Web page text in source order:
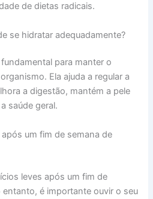
de dietas radicais.
se hidratar adequadamente?
para manter o
Ela ajuda a regular a
a digestão, mantém a pele
saúde geral.
um fim de semana de
leves após um fim de
é importante ouvir o seu